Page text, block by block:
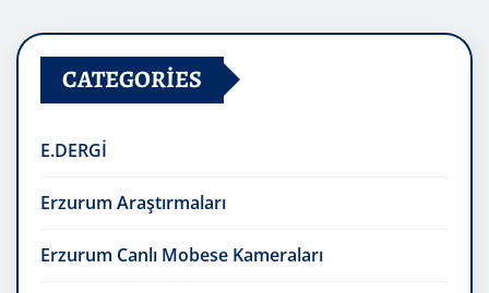
CATEGORIES
E.DERGİ
Erzurum Araştırmaları
Erzurum Canlı Mobese Kameraları